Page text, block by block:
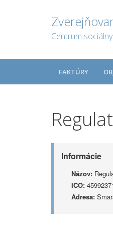
Centrum
FAKTÚRY
Informácie
Názov:
IČO:
Adresa: